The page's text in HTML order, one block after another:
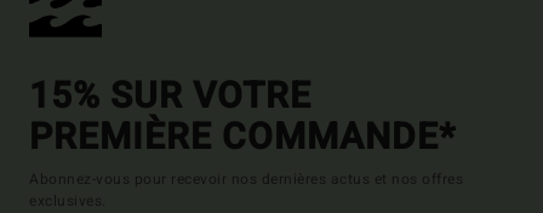
15% SUR VOTRE
PREMIÈRE COMMANDE*
Abonnez-vous pour recevoir nos dernières actus et nos offres
exclusives.